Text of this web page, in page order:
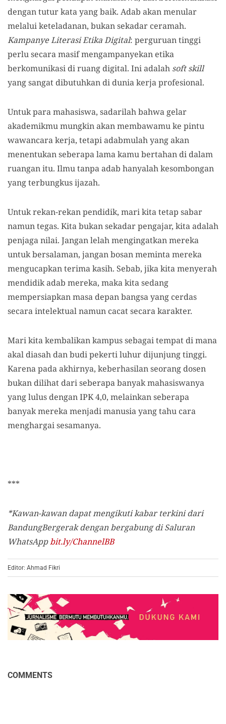
dengan tutur kata yang baik. Adab akan menular
melalui keteladanan, bukan sekadar ceramah.
Kampanye Literasi Etika Digital: perguruan tinggi
perlu secara masif mengampanyekan etika
berkomunikasi di ruang digital. Ini adalah soft skill
yang sangat dibutuhkan di dunia kerja profesional.
Untuk para mahasiswa, sadarilah bahwa gelar
akademikmu mungkin akan membawamu ke pintu
wawancara kerja, tetapi adabmulah yang akan
menentukan seberapa lama kamu bertahan di dalam
ruangan itu. Ilmu tanpa adab hanyalah kesombongan
yang terbungkus ijazah.
Untuk rekan-rekan pendidik, mari kita tetap sabar
namun tegas. Kita bukan sekadar pengajar, kita adalah
penjaga nilai. Jangan lelah mengingatkan mereka
untuk bersalaman, jangan bosan meminta mereka
mengucapkan terima kasih. Sebab, jika kita menyerah
mendidik adab mereka, maka kita sedang
mempersiapkan masa depan bangsa yang cerdas
secara intelektual namun cacat secara karakter.
Mari kita kembalikan kampus sebagai tempat di mana
akal diasah dan budi pekerti luhur dijunjung tinggi.
Karena pada akhirnya, keberhasilan seorang dosen
bukan dilihat dari seberapa banyak mahasiswanya
yang lulus dengan IPK 4,0, melainkan seberapa
banyak mereka menjadi manusia yang tahu cara
menghargai sesamanya.
***
*Kawan-kawan dapat mengikuti kabar terkini dari
BandungBergerak dengan bergabung di Saluran
WhatsAppbit.ly/ChannelBB
Editor: Ahmad Fikri
COMMENTS